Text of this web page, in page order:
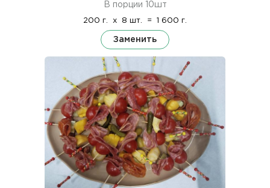
В порции 10шт
200 г. x 8 шт. = 1 600 г.
Заменить